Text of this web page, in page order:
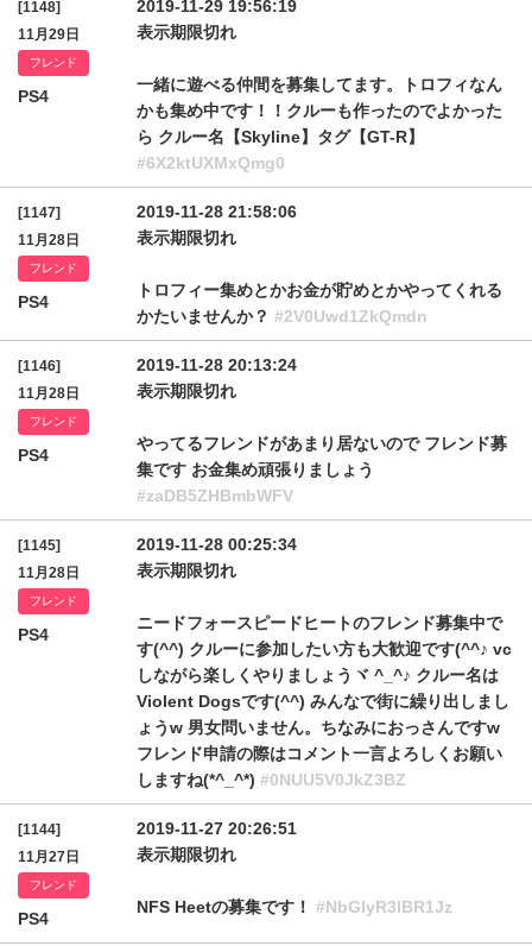
[1148]
11月29日
フレンド
PS4
2019-11-29 19:56:19
表示期限切れ
一緒に遊べる仲間を募集してます。トロフィなん
かも集め中です！！クルーも作ったのでよかった
ら クルー名【Skyline】タグ【GT-R】
#6X2ktUXMxQmg0
[1147]
11月28日
フレンド
PS4
2019-11-28 21:58:06
表示期限切れ
トロフィー集めとかお金が貯めとかやってくれる
かたいませんか？ #2V0Uwd1ZkQmdn
[1146]
11月28日
フレンド
PS4
2019-11-28 20:13:24
表示期限切れ
やってるフレンドがあまり居ないので フレンド募
集です お金集め頑張りましょう
#zaDB5ZHBmbWFV
[1145]
11月28日
フレンド
PS4
2019-11-28 00:25:34
表示期限切れ
ニードフォースピードヒートのフレンド募集中で
す(^^) クルーに参加したい方も大歓迎です(^^♪ vc
しながら楽しくやりましょうヾ ^_^♪ クルー名は
Violent Dogsです(^^) みんなで街に繰り出しまし
ょうw 男女問いません。ちなみにおっさんですw
フレンド申請の際はコメント一言よろしくお願い
しますね(*^_^*) #0NUU5V0JkZ3BZ
[1144]
11月27日
フレンド
PS4
2019-11-27 20:26:51
表示期限切れ
NFS Heetの募集です！ #NbGIyR3lBR1Jz